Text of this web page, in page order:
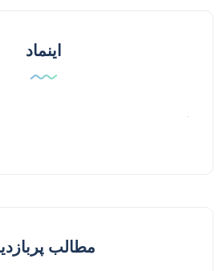
اینماد
مطالب پربازدید